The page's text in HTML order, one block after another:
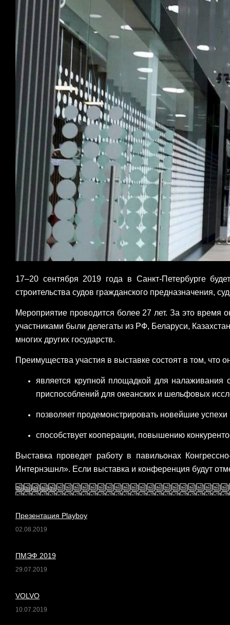
17–20 сентября 2019 года в Санкт-Петербурге
строительства судов гражданского предназначения,
Мероприятие проводится более 27 лет. За это время
участниками были делегаты из РФ, Беларуси,
многих других государств.
Преимущества участия в выставке состоят в том, что
является крупной площадкой для налаживания
приспособлений для океанских и шельфовых
позволяет продемонстрировать новейшие
способствует кооперации, повышению
Выставка проведет работу в павильонах
Интернэшнл». Если выставка и конференция будут
Related posts
Презентация Playboy
02.08.2019
ПМЭФ 2019
29.07.2019
VOLVO
10.07.2019